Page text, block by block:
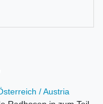
/ Austria